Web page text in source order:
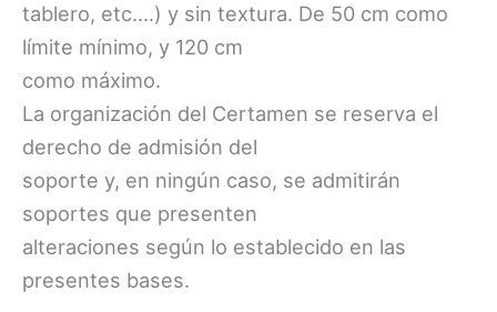
tablero, etc.…) y sin textura. De 50 cm como
límite mínimo, y 120 cm
como máximo.
La organización del Certamen se reserva el
derecho de admisión del
soporte y, en ningún caso, se admitirán
soportes que presenten
alteraciones según lo establecido en las
presentes bases.